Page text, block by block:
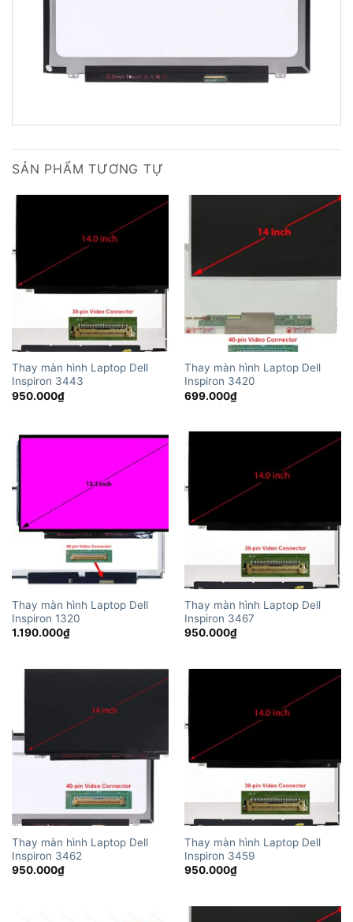
SẢN PHẨM TƯƠNG TỰ
Thay màn hình Laptop Dell
Inspiron 3443
950.000₫
Thay màn hình Laptop Dell
Inspiron 3420
699.000₫
Thay màn hình Laptop Dell
Inspiron 1320
1.190.000₫
Thay màn hình Laptop Dell
Inspiron 3467
950.000₫
Thay màn hình Laptop Dell
Inspiron 3462
950.000₫
Thay màn hình Laptop Dell
Inspiron 3459
950.000₫